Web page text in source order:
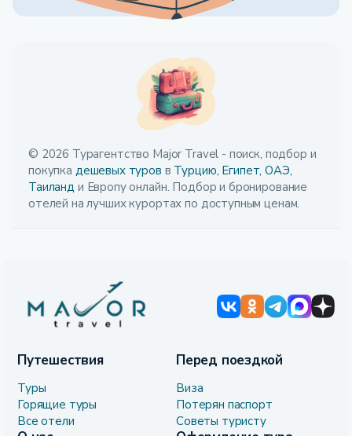
© 2026 Турагентство Major Travel - поиск, подбор и
покупка дешевых туров в Турцию, Египет, ОАЭ,
Таиланд и Европу онлайн. Подбор и бронирование
отелей на лучших курортах по доступным ценам.
Путешествия
Туры
Горящие туры
Все отели
Перед поездкой
Виза
Потерян паспорт
Советы туристу